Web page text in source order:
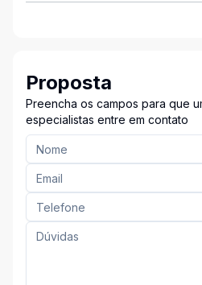
Proposta
Preencha os campos para que
especialistas entre em contato